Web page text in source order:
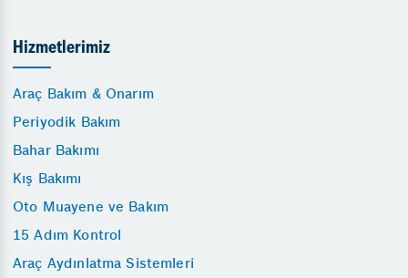
Hizmetlerimiz
Araç Bakım & Onarım
Periyodik Bakım
Bahar Bakımı
Kış Bakımı
Oto Muayene ve Bakım
15 Adım Kontrol
Araç Aydınlatma Sistemleri